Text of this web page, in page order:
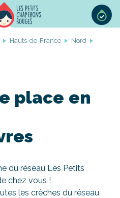
Hauts-de-France
Nord
place en
du réseau Les Petits
chez vous !
les crèches du réseau